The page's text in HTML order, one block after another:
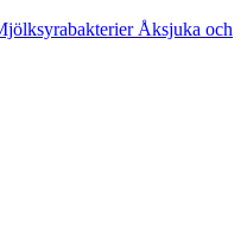
Åksjuka och